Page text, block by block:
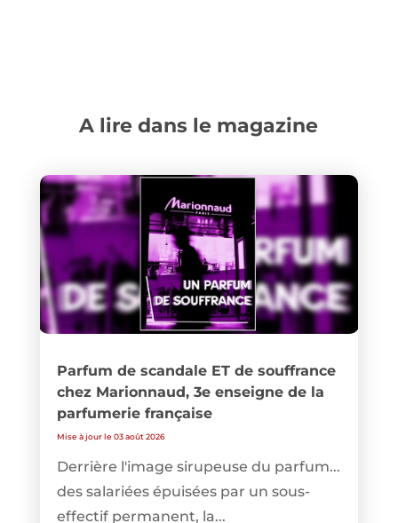
A lire dans le magazine
Parfum de scandale ET de souffrance
chez Marionnaud, 3e enseigne de la
parfumerie française
Mise à jour le 03 août 2026
Derrière l'image sirupeuse du parfum...
des salariées épuisées par un sous-
effectif permanent, la...